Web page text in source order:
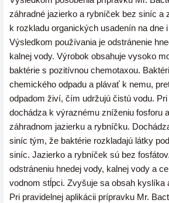
záhradné jazierko a rybníček bez siníc a
k rozkladu organických usadenín na dne
Výsledkom používania je odstránenie
kalnej vody. Výrobok obsahuje vysoko
baktérie s pozitívnou chemotaxou.
chemického odpadu a plávať k nemu,
odpadom živí, čím udržujú čistú vodu.
dochádza k výraznému zníženiu fosforu
záhradnom jazierku a rybníčku.
siníc tým, že baktérie rozkladajú látky
siníc. Jazierko a rybníček sú bez
odstráneniu hnedej vody, kalnej vody a
vodnom stĺpci. Zvyšuje sa obsah kyslíka
Pri pravidelnej aplikácii prípravku Mr.